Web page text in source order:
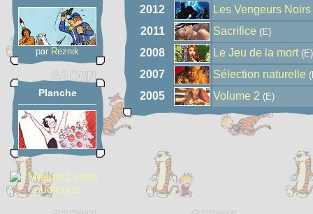
par Reznik
Planche
2012 Les Vengeurs Noirs
2011 Sacrifice (E)
2008 Le Jeu de la mort(E)
2007 Sélection naturelle
2005 Volume 2 (E)